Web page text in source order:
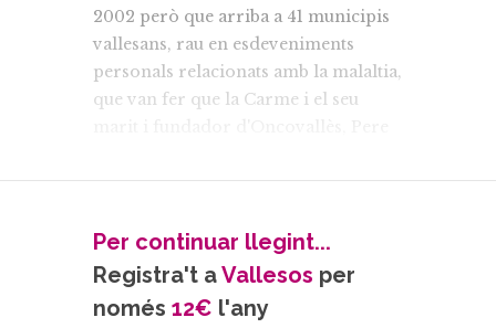
2002 però que arriba a 41 municipis
vallesans, rau en esdeveniments
personals relacionats amb la malaltia,
que van fer que la Carme i el seu
projecte. Van viure de primera mà la
afectats directes o indirectes pel
càncer, “vam experimentar unes
emocions molt desmoralitzadores
perquè no sabien com afrontar una
Per continuar llegint...
Registra't aVallesos per
només 12€ l'any